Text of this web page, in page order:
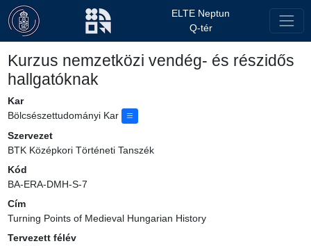
ELTE Neptun
Q-tér
Kurzus nemzetközi vendég- és részidős
hallgatóknak
Kar
Bölcsészettudományi Kar
Szervezet
BTK Középkori Történeti Tanszék
Kód
BA-ERA-DMH-S-7
Cím
Turning Points of Medieval Hungarian History
Tervezett félév